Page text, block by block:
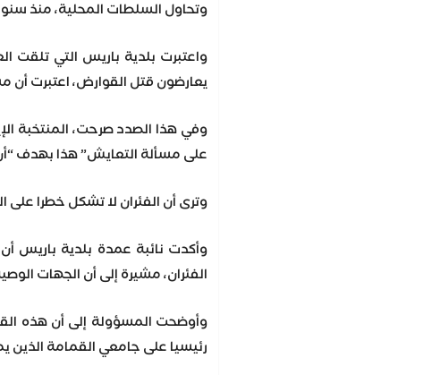
وتحاول السلطات المحلية، منذ
واعتبرت بلدية باريس التي تلقت
يعارضون قتل القوارض، اعتبرت أن
وفي هذا الصدد صرحت، المنتخبة
على مسألة التعايش” هذا بهدف “أن
وترى أن الفئران لا تشكل خطرا على
وأكدت نائبة عمدة بلدية باريس
الفئران، مشيرة إلى أن الجهات
وأوضحت المسؤولة إلى أن هذه
رئيسيا على جامعي القمامة